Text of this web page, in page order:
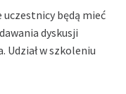
będą mieć
dyskusji
Udział w szkoleniu